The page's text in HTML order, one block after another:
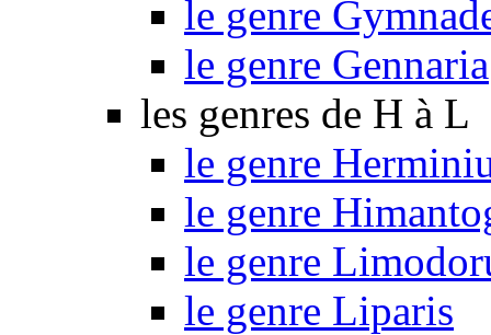
le genre
le genre Gennaria
les genres de H à L
le genre
le genre
le genre
le genre Liparis